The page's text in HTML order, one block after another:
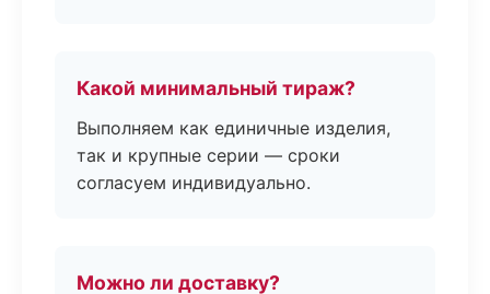
Какой минимальный тираж?
Выполняем как единичные изделия,
так и крупные серии — сроки
согласуем индивидуально.
Можно ли доставку?